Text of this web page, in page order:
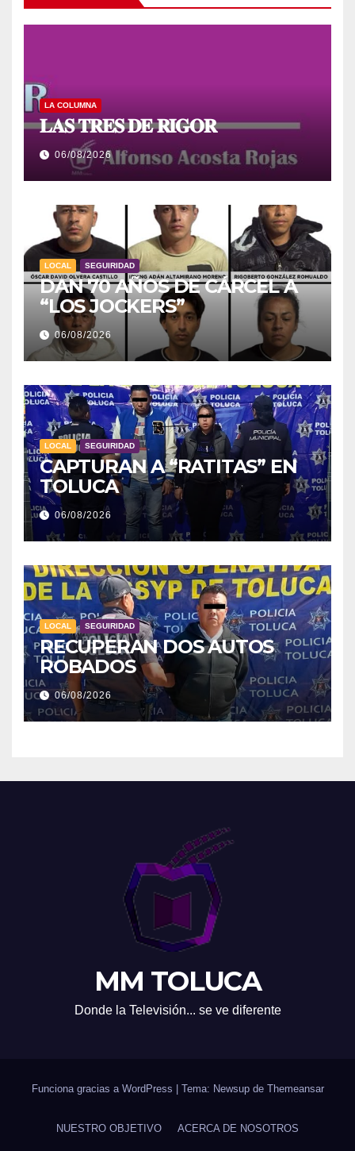
LA COLUMNA
𝐋𝐀𝐒 𝐓𝐑𝐄𝐒 𝐃𝐄 𝐑𝐈𝐆𝐎𝐑
06/08/2026
LOCAL SEGUIRIDAD
DAN 70 AÑOS DE CÁRCEL A
“LOS JOCKERS”
06/08/2026
LOCAL SEGUIRIDAD
CAPTURAN A “RATITAS” EN
TOLUCA
06/08/2026
LOCAL SEGUIRIDAD
RECUPERAN DOS AUTOS
ROBADOS
06/08/2026
MM TOLUCA
Donde la Televisión... se ve diferente
Funciona gracias a WordPress Tema: Newsup de Themeansar
NUESTRO OBJETIVO ACERCA DE NOSOTROS